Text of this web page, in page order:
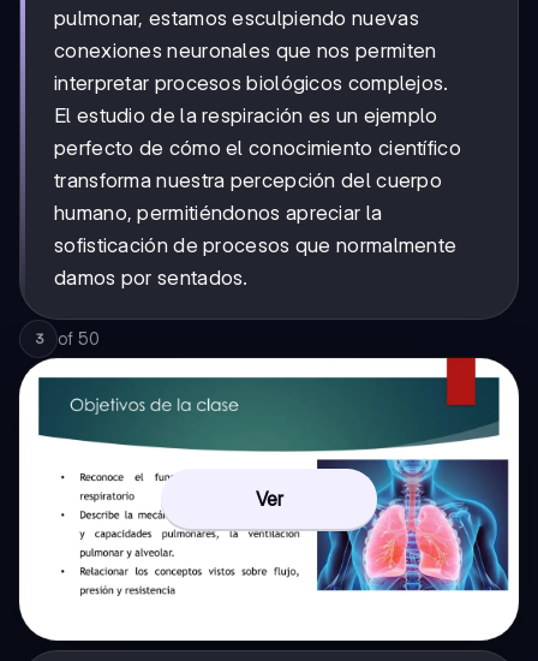
pulmonar, estamos esculpiendo nuevas
conexiones neuronales que nos permiten
interpretar procesos biológicos complejos.
El estudio de la respiración es un ejemplo
perfecto de cómo el conocimiento científico
transforma nuestra percepción del cuerpo
humano, permitiéndonos apreciar la
sofisticación de procesos que normalmente
damos por sentados.
3 of 50
Ver